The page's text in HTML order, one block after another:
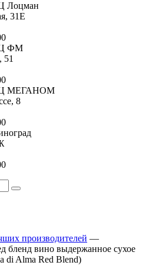
Лоцман
31Е
ФМ
51
МЕГАНОМ
8
производителей —
бленд вино выдержанное сухое
di Alma Red Blend)